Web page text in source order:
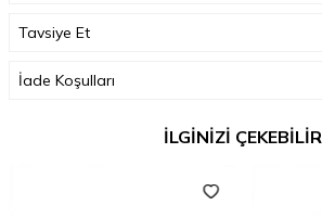
Tavsiye Et
İade Koşulları
İLGİNİZİ ÇEKEBİLİR